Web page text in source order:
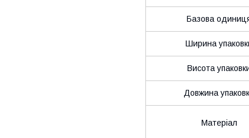
Базова
Ширина
Висота
Довжина
Матеріал